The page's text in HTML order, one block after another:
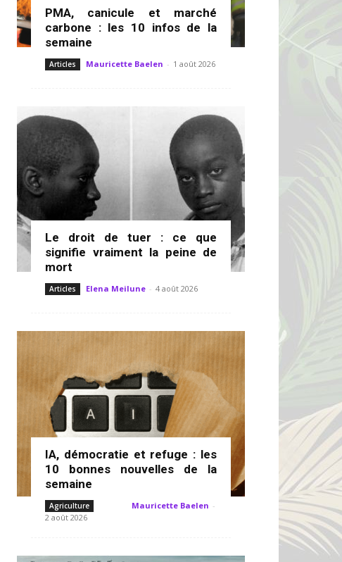
PMA, canicule et marché
carbone : les 10 infos de la
semaine
Articles Mauricette Baelen - 1 août 2026
Le droit de tuer : ce que
signifie vraiment la peine de
mort
Articles Elena Meilune - 4 août 2026
IA, démocratie et refuge : les
10 bonnes nouvelles de la
semaine
Agriculture Mauricette Baelen -
2 août 2026